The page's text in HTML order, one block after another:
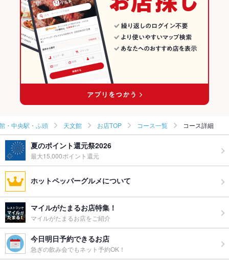
鹿児島市 天文館・中央駅・ふ頭 × 和食
鹿児島市 天文館・中央駅・ふ頭 × 日本料理・懐石・割烹
天文館通駅 × 和食
天文館通駅 × 日本料理・懐石・割烹
鹿児島 × 和風
鹿児島 × 和食
鹿児島 × 日本料理・懐石・割烹
天文館のグルメランキング
天文館の居酒屋ランキング
・中央駅・ふ頭 天文館 お店TOP コース一覧 コース詳細
夏のポイント還元祭2026
最大15,000ポイント還元
ホットペッパーグルメについて
マイルがたまるお店特集！
マイルがたまるお店をご紹介
今日明日予約できるお店
急ぎの飲み会でもネット予約OK！